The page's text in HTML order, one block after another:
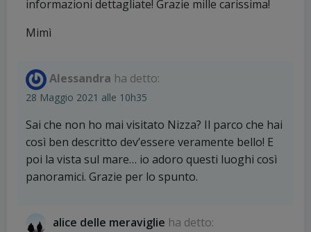
informazioni dettagliate! Grazie mille carissima!
Mimì
Alessandra ha detto:
28 Maggio 2021 alle 10h35
Sai che non ho mai visitato Nizza? Il parco che hai
così ben descritto dev’essere veramente bello! E
poi la vista sul mare… io adoro questi luoghi così
panoramici. Grazie per lo spunto.
alice delle meraviglie ha detto: